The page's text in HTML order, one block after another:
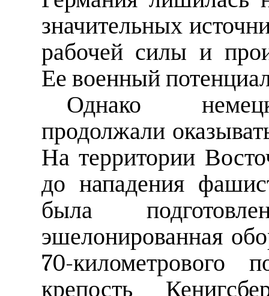
значительных
рабочей силы и
Ее военный
Однако
продолжали
На территории
до нападения
была
эшелонированная
70-километрового
крепость